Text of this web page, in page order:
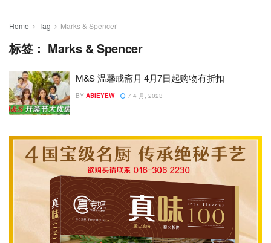
Home Tag Marks & Spencer
标签： Marks & Spencer
M&S 温馨戒斋月 4月7日起购物有折扣
BY ABIEYEW 7 4 月, 2023